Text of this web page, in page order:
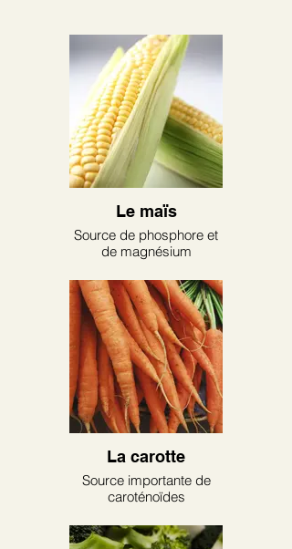
Le maïs
Source de phosphore et
de magnésium
La carotte
Source importante de
caroténoïdes